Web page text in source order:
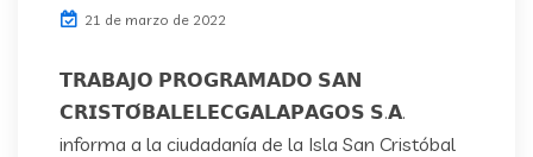
21 de marzo de 2022
𝗧𝗥𝗔𝗕𝗔𝗝𝗢 𝗣𝗥𝗢𝗚𝗥𝗔𝗠𝗔𝗗𝗢 𝗦𝗔𝗡
𝗖𝗥𝗜𝗦𝗧𝗢́𝗕𝗔𝗟𝗘𝗟𝗘𝗖𝗚𝗔𝗟𝗔𝗣𝗔𝗚𝗢𝗦 𝗦.𝗔.
informa a la ciudadanía de la Isla San Cristóbal